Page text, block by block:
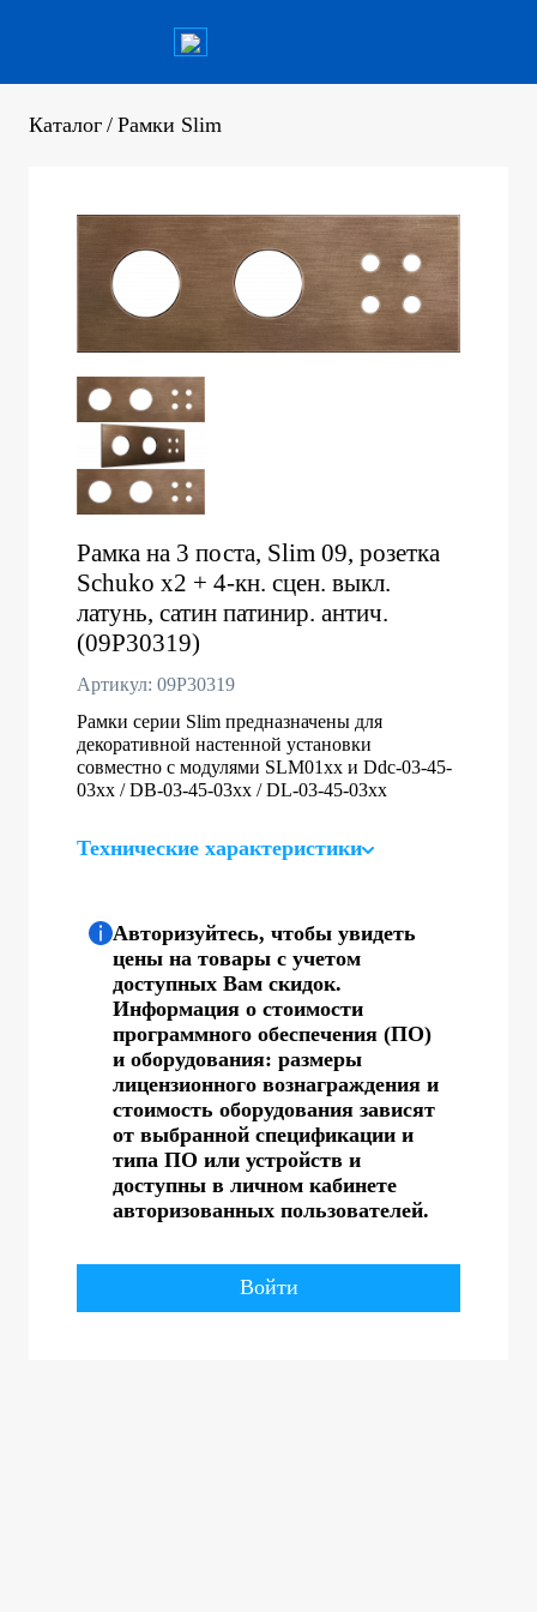
Каталог / Рамки Slim
Рамка на 3 поста, Slim 09, розетка
Schuko x2 + 4-кн. сцен. выкл.
латунь, сатин патинир. антич.
(09P30319)
Артикул: 09P30319
Рамки серии Slim предназначены для
декоративной настенной установки
совместно с модулями SLM01xx и Ddc-03-45-
03хх / DB-03-45-03хх / DL-03-45-03xx
Технические характеристики
Авторизуйтесь, чтобы увидеть
цены на товары с учетом
доступных Вам скидок.
Информация о стоимости
программного обеспечения (ПО)
и оборудования: размеры
лицензионного вознаграждения и
стоимость оборудования зависят
от выбранной спецификации и
типа ПО или устройств и
доступны в личном кабинете
авторизованных пользователей.
Войти